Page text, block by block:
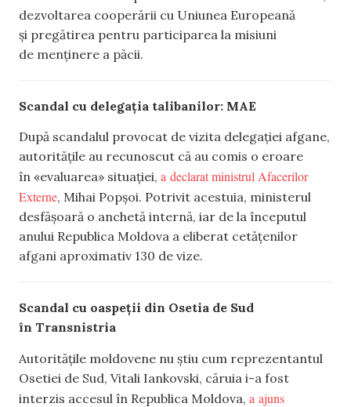
dezvoltarea cooperării cu Uniunea Europeană
și pregătirea pentru participarea la misiuni
de menținere a păcii.
Scandal cu delegația talibanilor: MAE
După scandalul provocat de vizita delegației afgane,
autoritățile au recunoscut că au comis o eroare
în «evaluarea» situației, a declarat ministrul Afacerilor
Externe, Mihai Popșoi. Potrivit acestuia, ministerul
desfășoară o anchetă internă, iar de la începutul
anului Republica Moldova a eliberat cetățenilor
afgani aproximativ 130 de vize.
Scandal cu oaspeții din Osetia de Sud
în Transnistria
Autoritățile moldovene nu știu cum reprezentantul
Osetiei de Sud, Vitali Iankovski, căruia i-a fost
interzis accesul în Republica Moldova, a ajuns